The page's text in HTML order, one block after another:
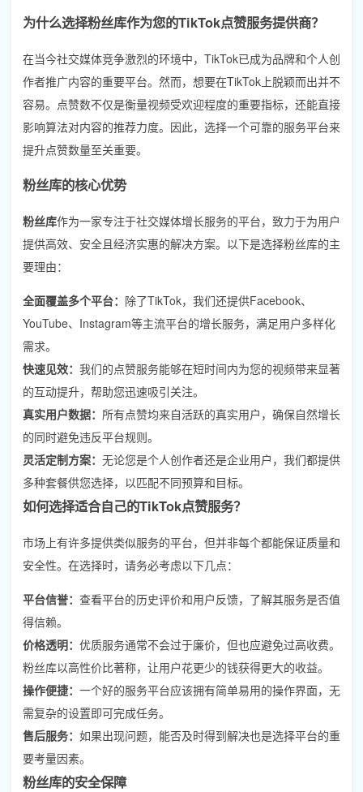
为什么选择粉丝库作为您的TikTok点赞服务提供商？
在当今社交媒体竞争激烈的环境中，TikTok已成为品牌和个人创
作者推广内容的重要平台。然而，想要在TikTok上脱颖而出并不
容易。点赞数不仅是衡量视频受欢迎程度的重要指标，还能直接
影响算法对内容的推荐力度。因此，选择一个可靠的服务平台来
提升点赞数量至关重要。
粉丝库的核心优势
粉丝库作为一家专注于社交媒体增长服务的平台，致力于为用户
提供高效、安全且经济实惠的解决方案。以下是选择粉丝库的主
要理由：
全面覆盖多个平台： 除了TikTok，我们还提供Facebook、
YouTube、Instagram等主流平台的增长服务，满足用户多样化
需求。
快速见效： 我们的点赞服务能够在短时间内为您的视频带来显著
的互动提升，帮助您迅速吸引关注。
真实用户数据： 所有点赞均来自活跃的真实用户，确保自然增长
的同时避免违反平台规则。
灵活定制方案： 无论您是个人创作者还是企业用户，我们都提供
多种套餐供您选择，以匹配不同预算和目标。
如何选择适合自己的TikTok点赞服务？
市场上有许多提供类似服务的平台，但并非每个都能保证质量和
安全性。在选择时，请务必考虑以下几点：
平台信誉： 查看平台的历史评价和用户反馈，了解其服务是否值
得信赖。
价格透明： 优质服务通常不会过于廉价，但也应避免过高收费。
粉丝库以高性价比著称，让用户花更少的钱获得更大的收益。
操作便捷： 一个好的服务平台应该拥有简单易用的操作界面，无
需复杂的设置即可完成任务。
售后服务： 如果出现问题，能否及时得到解决也是选择平台的重
要考量因素。
粉丝库的安全保障